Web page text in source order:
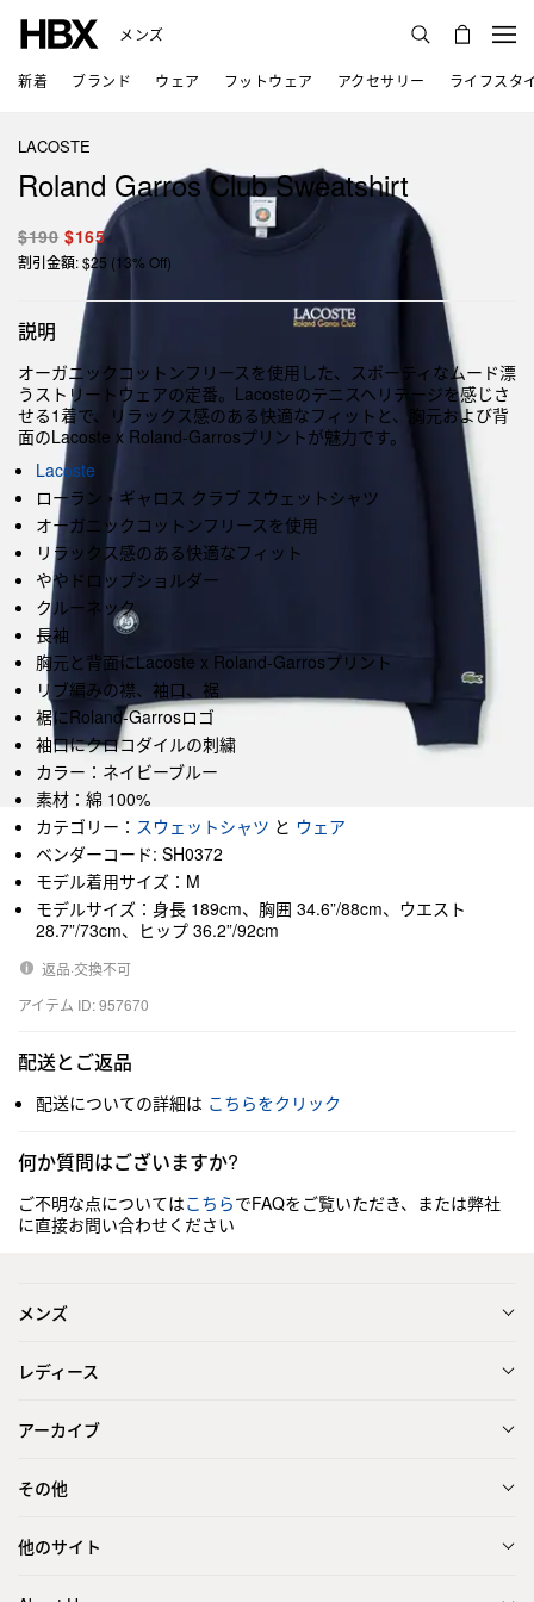
メンズ
新着 ブランド ウェア フットウェア アクセサリー ライフスタ
LACOSTE
Roland Garros Club Sweatshirt
$190 $165
割引金額: $25 (13% Off)
説明
オーガニックコットンフリースを使用した、スポーティなムード漂
うストリートウェアの定番。Lacosteのテニスヘリテージを感じさ
せる1着で、リラックス感のある快適なフィットと、胸元および背
面のLacoste x Roland-Garrosプリントが魅力です。
Lacoste
ローラン・ギャロス クラブ スウェットシャツ
オーガニックコットンフリースを使用
リラックス感のある快適なフィット
ややドロップショルダー
クルーネック
長袖
胸元と背面にLacoste x Roland-Garrosプリント
リブ編みの襟、袖口、裾
裾にRoland-Garrosロゴ
袖口にクロコダイルの刺繍
カラー：ネイビーブルー
素材：綿 100%
カテゴリー： スウェットシャツ と ウェア
ベンダーコード: SH0372
モデル着用サイズ：M
モデルサイズ：身長 189cm、胸囲 34.6”/88cm、ウエスト
28.7”/73cm、ヒップ 36.2”/92cm
返品·交換不可
アイテム ID: 957670
配送とご返品
配送についての詳細は こちらをクリック
何か質問はございますか?
ご不明な点についてはこちらでFAQをご覧いただき、または弊社
に直接お問い合わせください
メンズ
レディース
アーカイブ
その他
他のサイト